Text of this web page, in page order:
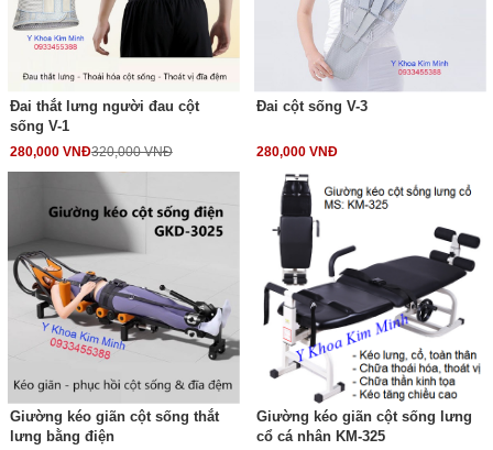
Đai thắt lưng người đau cột
sống V-1
280,000 VNĐ320,000 VNĐ
Đai cột sống V-3
280,000 VNĐ
Giường kéo giãn cột sống thắt
lưng bằng điện
Giường kéo giãn cột sống lưng
cổ cá nhân KM-325